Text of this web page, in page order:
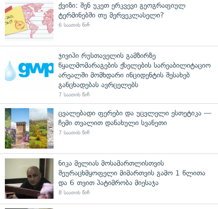
ქვიზი: შენ უკეთ ერკვევი გეოგრაფიულ
ტერმინებში თუ მერვეკლასელი?
6 საათის წინ
ჯივიპი რუსთაველის გამზირზე
წყალმომარაგების ქსელების სარეაბილიტაციო
არეალში მომხდარი ინციდენტის შესახებ
განცხადებას ავრცელებს
7 საათის წინ
ცვალებადი ფერები და უცვლელი ესთეტიკა —
ჩემი თვალით დანახული სვანეთი
7 საათის წინ
ნიკა მელიას მოსამართლისთვის
შეურაცხმყოფელი მიმართვის გამო 1 წლითა
და 6 თვით პატიმრობა მიესაჯა
8 საათის წინ